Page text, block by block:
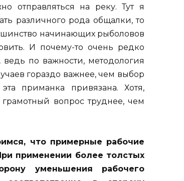
отправляться на реку. Тут я
различного рода общалки, то
начинающих рыболовов
И почему-то очень редко
по важности, методология
гораздо важнее, чем выбор
приманка привязана. Хотя,
грамотный вопрос труднее, чем
что примерные рабочие
применении более толстых
уменьшения рабочего